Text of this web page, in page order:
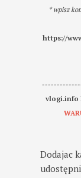
* wpisz
https://
vlogi.info
Dodajac